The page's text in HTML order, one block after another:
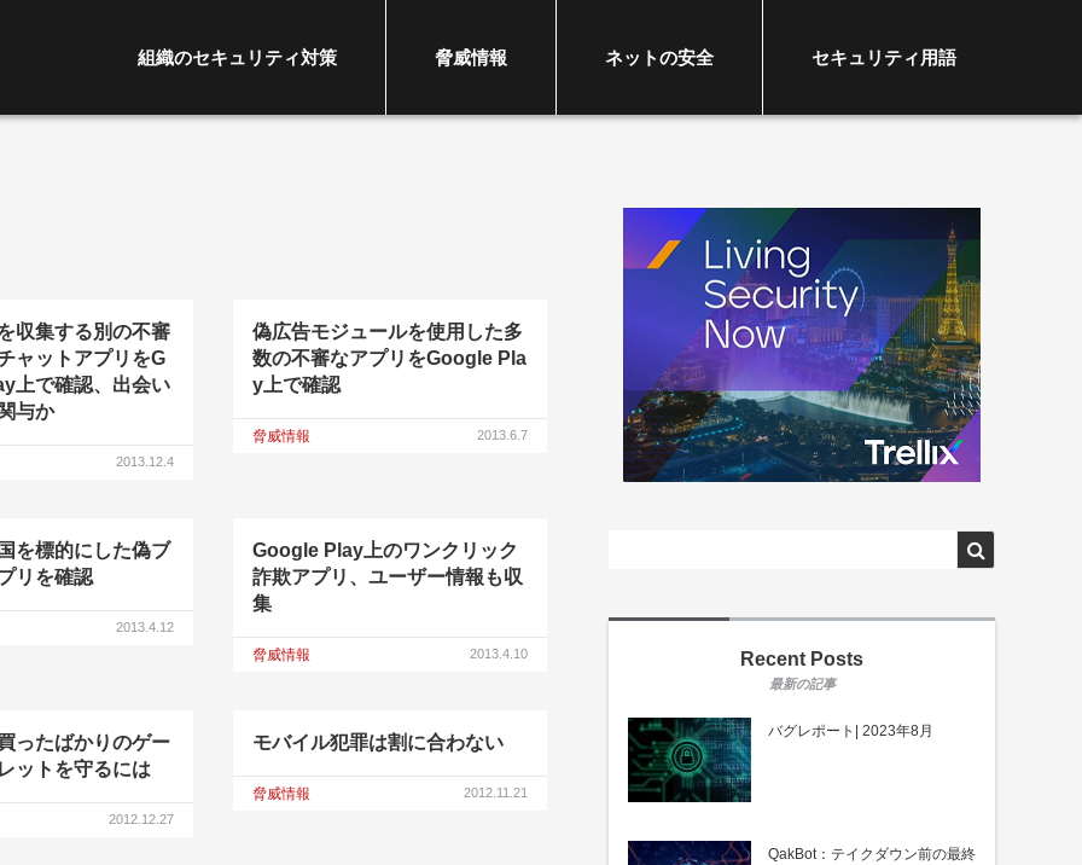
組織のセキュリティ対策 脅威情報 ネットの安全 セキュリティ用語
収集する別の不審
ャットアプリをG
上で確認、出会い
与か
2013.12.4
偽広告モジュールを使用した多
数の不審なアプリをGoogle Pla
y上で確認
脅威情報 2013.6.7
を標的にした偽ブ
リを確認
2013.4.12
Google Play上のワンクリック
詐欺アプリ、ユーザー情報も収
集
脅威情報 2013.4.10
ったばかりのゲー
ットを守るには
2012.12.27
モバイル犯罪は割に合わない
脅威情報 2012.11.21
Recent Posts
バグレポート| 2023年8月
QakBot：テイクダウン前の最終